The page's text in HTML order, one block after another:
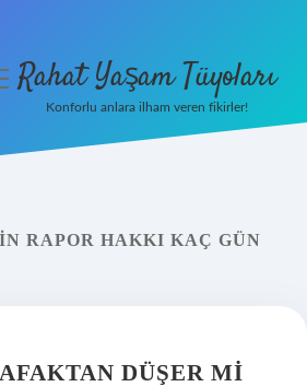
Rahat Yaşam Tüyoları
Konforlu anlara ilham veren fikirler!
RAPOR HAKKI KAÇ GÜN
DÜŞER MI